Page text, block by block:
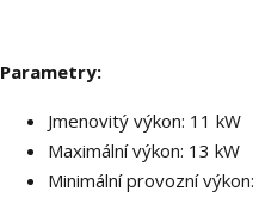
Parametry:
Jmenovitý výkon: 11 kW
Maximální výkon: 13 kW
Minimální provozní